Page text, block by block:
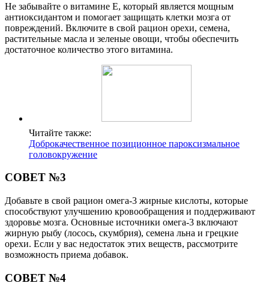
Не забывайте о витамине E, который является мощным
антиоксидантом и помогает защищать клетки мозга от
повреждений. Включите в свой рацион орехи, семена,
растительные масла и зеленые овощи, чтобы обеспечить
достаточное количество этого витамина.
Читайте также:
Доброкачественное позиционное пароксизмальное
головокружение
СОВЕТ №3
Добавьте в свой рацион омега-3 жирные кислоты, которые
способствуют улучшению кровообращения и поддерживают
здоровье мозга. Основные источники омега-3 включают
жирную рыбу (лосось, скумбрия), семена льна и грецкие
орехи. Если у вас недостаток этих веществ, рассмотрите
возможность приема добавок.
СОВЕТ №4